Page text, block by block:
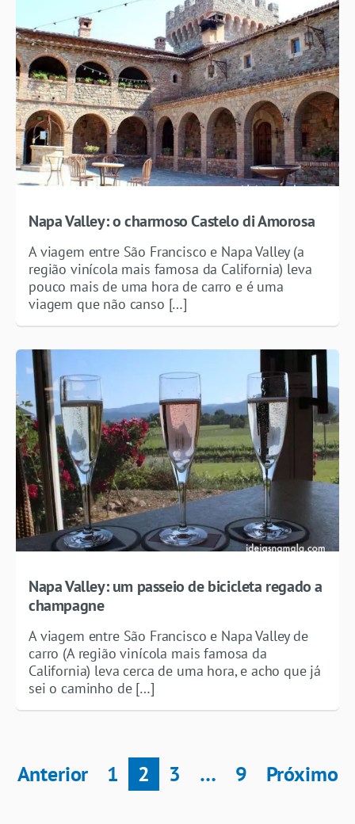
Napa Valley: o charmoso Castelo di Amorosa
A viagem entre São Francisco e Napa Valley (a
região vinícola mais famosa da California) leva
pouco mais de uma hora de carro e é uma
viagem que não canso […]
Napa Valley: um passeio de bicicleta regado a
champagne
A viagem entre São Francisco e Napa Valley de
carro (A região vinícola mais famosa da
California) leva cerca de uma hora, e acho que já
sei o caminho de […]
Anterior 1 2 3 … 9 Próximo